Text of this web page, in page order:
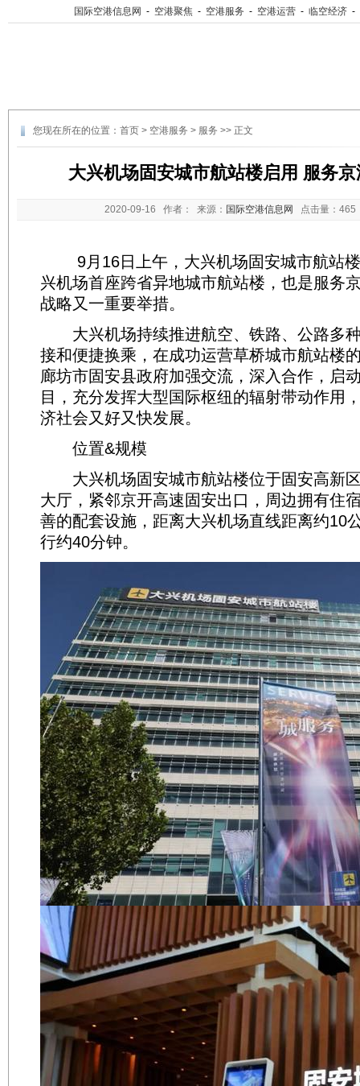
国际空港信息网 - 空港聚焦 - 空港服务 - 空港运营 - 临空经济 -
您现在所在的位置： 首页 > 空港服务 > 服务 >> 正文
大兴机场固安城市航站楼启用 服务
2020-09-16 作者： 来源： 国际空港信息网 点击量：
9月16日上午，大兴机场固安城市航站楼
兴机场首座跨省异地城市航站楼，也是服务
战略又一重要举措。
大兴机场持续推进航空、铁路、公路多
接和便捷换乘，在成功运营草桥城市航站楼
廊坊市固安县政府加强交流，深入合作，启
目，充分发挥大型国际枢纽的辐射带动作用
济社会又好又快发展。
位置&规模
大兴机场固安城市航站楼位于固安高新
大厅，紧邻京开高速固安出口，周边拥有住
善的配套设施，距离大兴机场直线距离约10
行约40分钟。